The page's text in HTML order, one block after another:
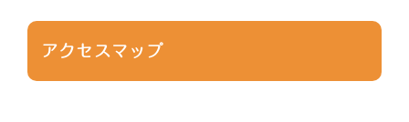
アクセスマップ